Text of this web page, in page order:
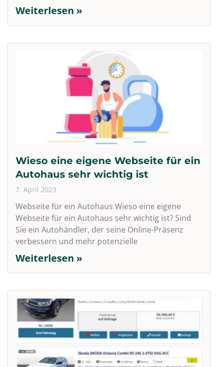
Weiterlesen »
Wieso eine eigene Webseite für ein
Autohaus sehr wichtig ist
7. April 2023
Webseite für ein Autohaus Wieso eine eigene
Webseite für ein Autohaus sehr wichtig ist? Sind
Sie ein Autohändler, der seine Online-Präsenz
verbessern und mehr potenzielle
Weiterlesen »